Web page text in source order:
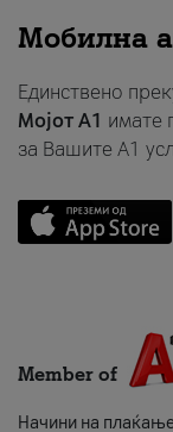
Мобилна
Единствено
Мојот A1 имате
за Вашите A1
Member of
Начини на